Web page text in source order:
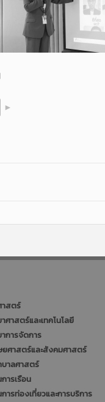
►
สตร์
ศาสตร์และเทคโนโลยี
การจัดการ
ศาสตร์และสังคมศาสตร์
าลศาสตร์
ารเรือน
การท่องเที่ยวและการบริการ